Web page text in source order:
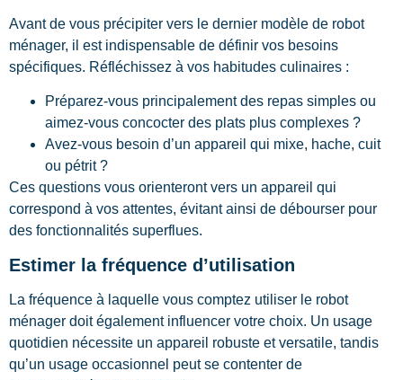
Avant de vous précipiter vers le dernier modèle de robot
ménager, il est indispensable de définir vos besoins
spécifiques. Réfléchissez à vos habitudes culinaires :
Préparez-vous principalement des repas simples ou
aimez-vous concocter des plats plus complexes ?
Avez-vous besoin d’un appareil qui mixe, hache, cuit
ou pétrit ?
Ces questions vous orienteront vers un appareil qui
correspond à vos attentes, évitant ainsi de débourser pour
des fonctionnalités superflues.
Estimer la fréquence d’utilisation
La fréquence à laquelle vous comptez utiliser le robot
ménager doit également influencer votre choix. Un usage
quotidien nécessite un appareil robuste et versatile, tandis
qu’un usage occasionnel peut se contenter de